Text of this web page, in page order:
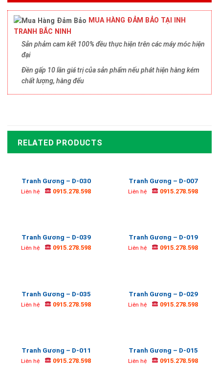
MUA HÀNG ĐẢM BẢO TẠI INH
TRANH BẮC NINH
Sản phảm cam kết 100% đều thực hiện trên các máy móc hiện
đại
Đền gấp 10 lần giá trị của sản phẩm nếu phát hiện hàng kém
chất lượng, hàng đểu
RELATED PRODUCTS
Tranh Gương – D-030
Liên hệ 0915.278.598
Tranh Gương – D-007
Liên hệ 0915.278.598
Tranh Gương – D-039
Liên hệ 0915.278.598
Tranh Gương – D-019
Liên hệ 0915.278.598
Tranh Gương – D-035
Liên hệ 0915.278.598
Tranh Gương – D-029
Liên hệ 0915.278.598
Tranh Gương – D-011
Liên hệ 0915.278.598
Tranh Gương – D-015
Liên hệ 0915.278.598